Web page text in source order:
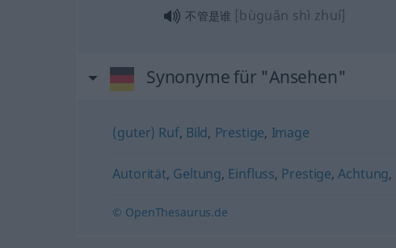
不管是谁 [bùguǎn shì zhuí]
Synonyme für "Ansehen"
(guter) Ruf, Bild, Prestige, Image
Autorität, Geltung, Einfluss, Prestige,Achtung,
© OpenThesaurus.de